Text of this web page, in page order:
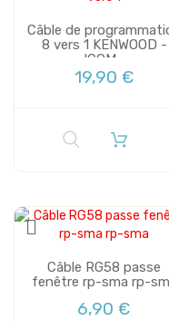
Câble de
8 vers 1 KENWOOD -
ICOM...
19,90 €
Câble RG58 passe
fenêtre rp-sma rp-
6,90 €